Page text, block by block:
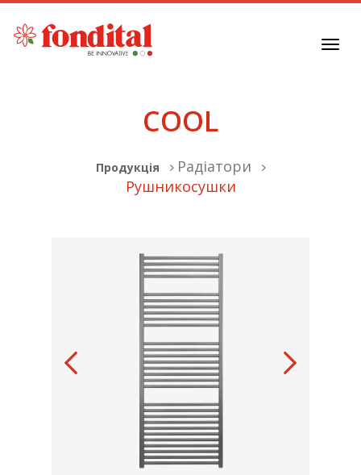
COOL
Продукція
Радіатори
Рушникосушки